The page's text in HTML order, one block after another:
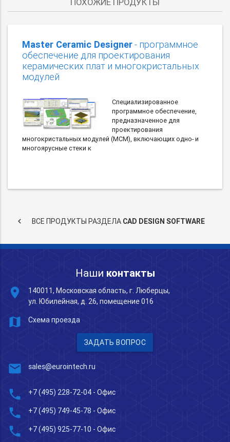
Master Ceramic Designer- программное
обеспечение для проектирования
керамических плат и многокристальных
модулей
Специализированное
программное обеспечение,
предназначенное для
проектирования
многокристальных модулей (MCM), включающих одно- и
многоярусные стеки к
keyboard_arrow_left ВСЕ ПРОДУКТЫ РАЗДЕЛА CAD DESIGN SOFTWARE
Наши контакты
place
140011, Московская область, г. Люберцы,
ул. Юбилейная, д. 26, помещение 016
map Схема проезда
ЗАДАТЬ ВОПРОС
mail sales@eurointech.ru
phone +7 (495) 228-72-04 - Офис
phone +7 (495) 749-45-78 - Офис
phone +7 (495) 925-77-10 - Офис